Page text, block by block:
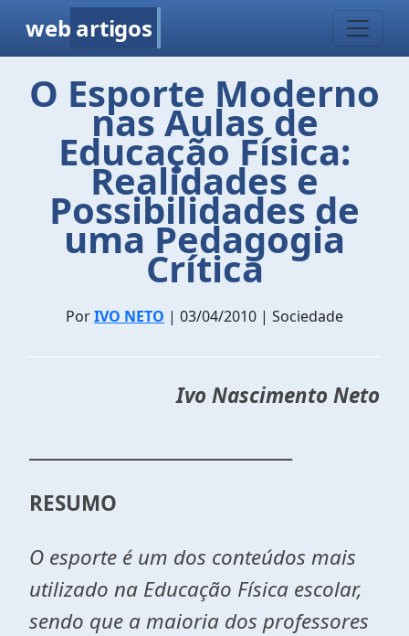
web artigos
O Esporte Moderno
nas Aulas de
Educação Física:
Realidades e
Possibilidades de
uma Pedagogia
Crítica
PorIVO NETO | 03/04/2010 | Sociedade
Ivo Nascimento Neto
RESUMO
O esporte é um dos conteúdos mais
utilizado na Educação Física escolar,
sendo que a maioria dos professores